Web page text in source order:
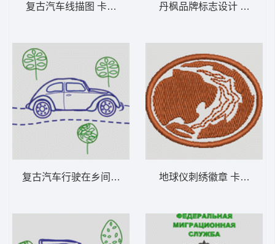
复古汽车线描图 卡通童装章标贴布
复古汽车行驶在乡间小路 卡通童装章标贴布
丹枫品牌标志
地球仪刺绣徽章 卡